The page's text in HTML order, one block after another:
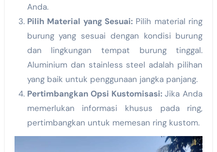
Anda.
Pilih Material yang Sesuai: Pilih material ring
burung yang sesuai dengan kondisi burung
dan lingkungan tempat burung tinggal.
Aluminium dan stainless steel adalah pilihan
yang baik untuk penggunaan jangka panjang.
Pertimbangkan Opsi Kustomisasi:Jika Anda
memerlukan informasi khusus pada ring,
pertimbangkan untuk memesan ring kustom.